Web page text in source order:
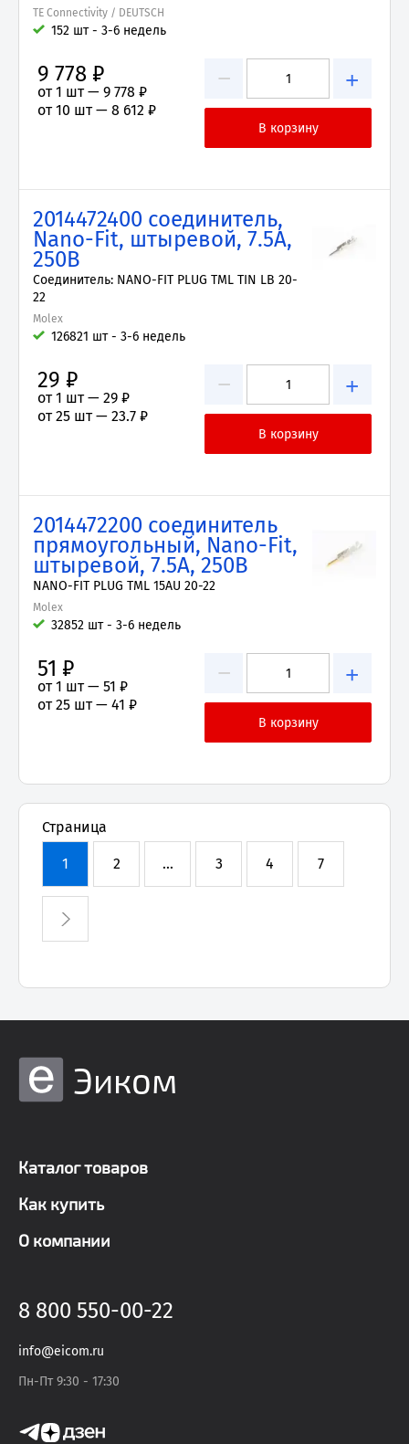
TE Connectivity / DEUTSCH
152 шт - 3-6 недель
− +
9 778 ₽
от 1 шт — 9 778 ₽
от 10 шт — 8 612 ₽
2014472400 соединитель,
Nano-Fit, штыревой, 7.5А,
250В
Соединитель: NANO-FIT PLUG TML TIN LB 20-
22
Molex
126821 шт - 3-6 недель
− +
29 ₽
от 1 шт — 29 ₽
от 25 шт — 23.7 ₽
2014472200 соединитель
прямоугольный, Nano-Fit,
штыревой, 7.5А, 250В
NANO-FIT PLUG TML 15AU 20-22
Molex
32852 шт - 3-6 недель
− +
51 ₽
от 1 шт — 51 ₽
от 25 шт — 41 ₽
Страница
1 2 ... 3 4 7
Эиком
Каталог товаров
Как купить
О компании
8 800 550-00-22
info@eicom.ru
Пн-Пт 9:30 - 17:30